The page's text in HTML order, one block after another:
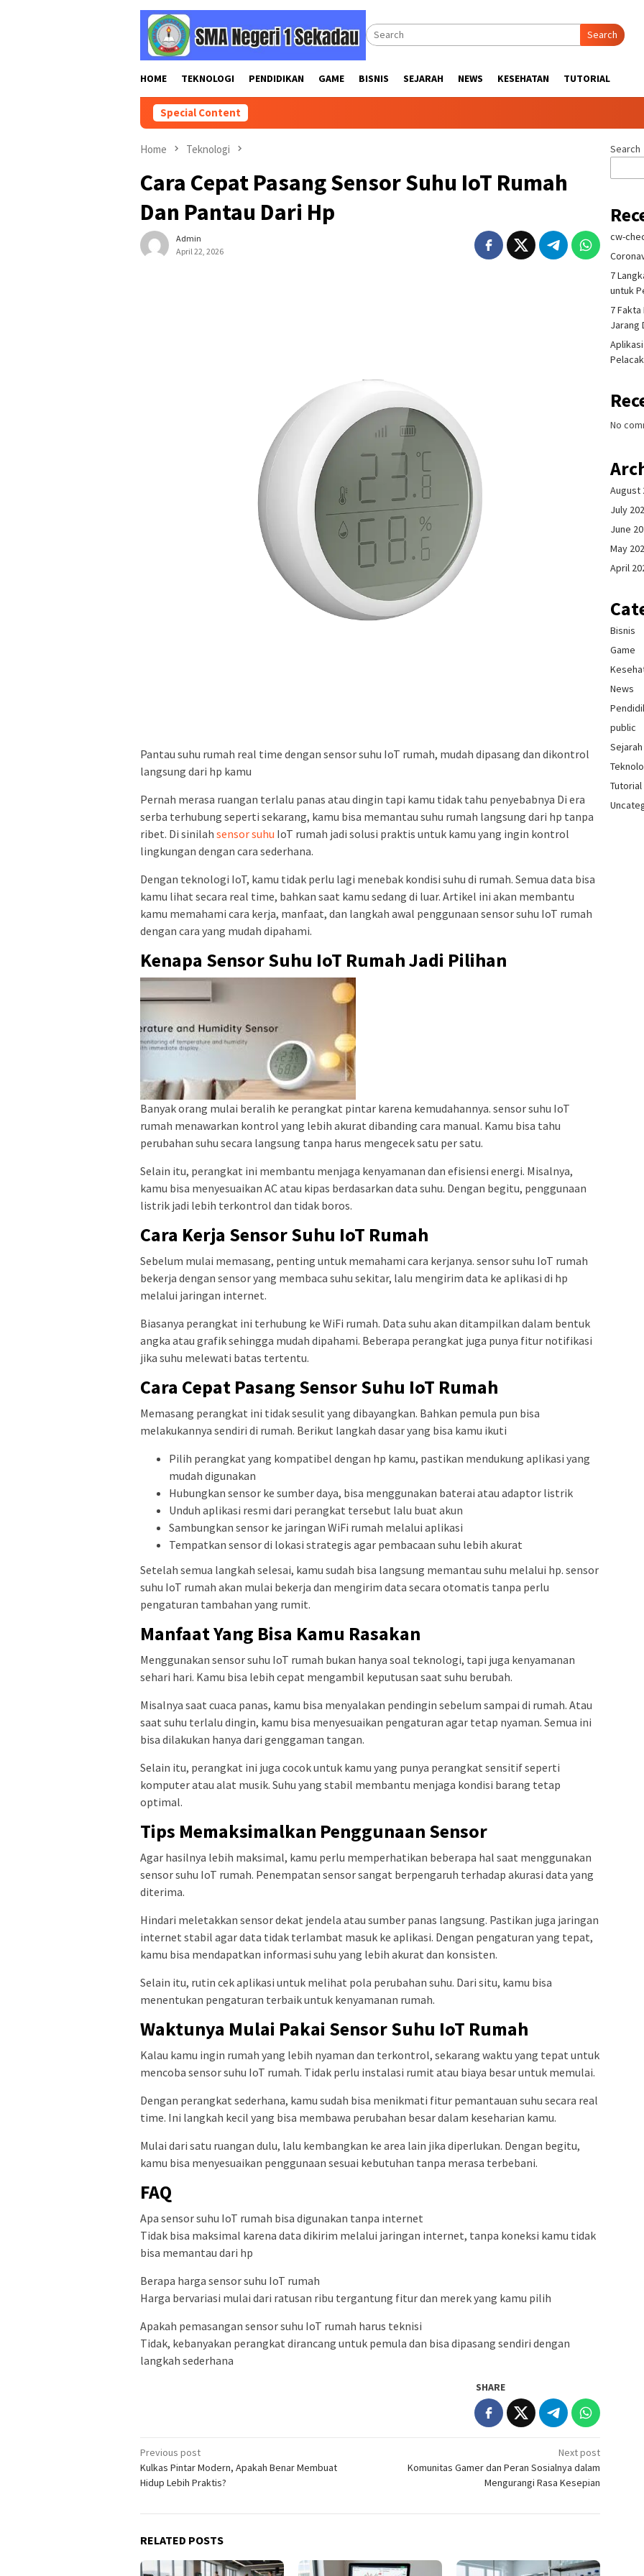
Search
HOME TEKNOLOGI PENDIDIKAN GAME BISNIS SEJARAH NEWS KESEHATAN TUTORIAL
Special Content
Home Teknologi
Cara Cepat Pasang Sensor Suhu IoT Rumah
Dan Pantau Dari Hp
Admin
April 22, 2026
Pantau suhu rumah real time dengan sensor suhu IoT rumah, mudah dipasang dan dikontrol
langsung dari hp kamu
Pernah merasa ruangan terlalu panas atau dingin tapi kamu tidak tahu penyebabnya Di era
serba terhubung seperti sekarang, kamu bisa memantau suhu rumah langsung dari hp tanpa
ribet. Di sinilah sensor suhu IoT rumah jadi solusi praktis untuk kamu yang ingin kontrol
lingkungan dengan cara sederhana.
Dengan teknologi IoT, kamu tidak perlu lagi menebak kondisi suhu di rumah. Semua data bisa
kamu lihat secara real time, bahkan saat kamu sedang di luar. Artikel ini akan membantu
kamu memahami cara kerja, manfaat, dan langkah awal penggunaan sensor suhu IoT rumah
dengan cara yang mudah dipahami.
Kenapa Sensor Suhu IoT Rumah Jadi Pilihan
Banyak orang mulai beralih ke perangkat pintar karena kemudahannya. sensor suhu IoT
rumah menawarkan kontrol yang lebih akurat dibanding cara manual. Kamu bisa tahu
perubahan suhu secara langsung tanpa harus mengecek satu per satu.
Selain itu, perangkat ini membantu menjaga kenyamanan dan efisiensi energi. Misalnya,
kamu bisa menyesuaikan AC atau kipas berdasarkan data suhu. Dengan begitu, penggunaan
listrik jadi lebih terkontrol dan tidak boros.
Cara Kerja Sensor Suhu IoT Rumah
Sebelum mulai memasang, penting untuk memahami cara kerjanya. sensor suhu IoT rumah
bekerja dengan sensor yang membaca suhu sekitar, lalu mengirim data ke aplikasi di hp
melalui jaringan internet.
Biasanya perangkat ini terhubung ke WiFi rumah. Data suhu akan ditampilkan dalam bentuk
angka atau grafik sehingga mudah dipahami. Beberapa perangkat juga punya fitur notifikasi
jika suhu melewati batas tertentu.
Cara Cepat Pasang Sensor Suhu IoT Rumah
Memasang perangkat ini tidak sesulit yang dibayangkan. Bahkan pemula pun bisa
melakukannya sendiri di rumah. Berikut langkah dasar yang bisa kamu ikuti
Pilih perangkat yang kompatibel dengan hp kamu, pastikan mendukung aplikasi yang
mudah digunakan
Hubungkan sensor ke sumber daya, bisa menggunakan baterai atau adaptor listrik
Unduh aplikasi resmi dari perangkat tersebut lalu buat akun
Sambungkan sensor ke jaringan WiFi rumah melalui aplikasi
Tempatkan sensor di lokasi strategis agar pembacaan suhu lebih akurat
Setelah semua langkah selesai, kamu sudah bisa langsung memantau suhu melalui hp. sensor
suhu IoT rumah akan mulai bekerja dan mengirim data secara otomatis tanpa perlu
pengaturan tambahan yang rumit.
Manfaat Yang Bisa Kamu Rasakan
Menggunakan sensor suhu IoT rumah bukan hanya soal teknologi, tapi juga kenyamanan
sehari hari. Kamu bisa lebih cepat mengambil keputusan saat suhu berubah.
Misalnya saat cuaca panas, kamu bisa menyalakan pendingin sebelum sampai di rumah. Atau
saat suhu terlalu dingin, kamu bisa menyesuaikan pengaturan agar tetap nyaman. Semua ini
bisa dilakukan hanya dari genggaman tangan.
Selain itu, perangkat ini juga cocok untuk kamu yang punya perangkat sensitif seperti
komputer atau alat musik. Suhu yang stabil membantu menjaga kondisi barang tetap
optimal.
Tips Memaksimalkan Penggunaan Sensor
Agar hasilnya lebih maksimal, kamu perlu memperhatikan beberapa hal saat menggunakan
sensor suhu IoT rumah. Penempatan sensor sangat berpengaruh terhadap akurasi data yang
diterima.
Hindari meletakkan sensor dekat jendela atau sumber panas langsung. Pastikan juga jaringan
internet stabil agar data tidak terlambat masuk ke aplikasi. Dengan pengaturan yang tepat,
kamu bisa mendapatkan informasi suhu yang lebih akurat dan konsisten.
Selain itu, rutin cek aplikasi untuk melihat pola perubahan suhu. Dari situ, kamu bisa
menentukan pengaturan terbaik untuk kenyamanan rumah.
Waktunya Mulai Pakai Sensor Suhu IoT Rumah
Kalau kamu ingin rumah yang lebih nyaman dan terkontrol, sekarang waktu yang tepat untuk
mencoba sensor suhu IoT rumah. Tidak perlu instalasi rumit atau biaya besar untuk memulai.
Dengan perangkat sederhana, kamu sudah bisa menikmati fitur pemantauan suhu secara real
time. Ini langkah kecil yang bisa membawa perubahan besar dalam keseharian kamu.
Mulai dari satu ruangan dulu, lalu kembangkan ke area lain jika diperlukan. Dengan begitu,
kamu bisa menyesuaikan penggunaan sesuai kebutuhan tanpa merasa terbebani.
FAQ
Apa sensor suhu IoT rumah bisa digunakan tanpa internet
Tidak bisa maksimal karena data dikirim melalui jaringan internet, tanpa koneksi kamu tidak
bisa memantau dari hp
Berapa harga sensor suhu IoT rumah
Harga bervariasi mulai dari ratusan ribu tergantung fitur dan merek yang kamu pilih
Apakah pemasangan sensor suhu IoT rumah harus teknisi
Tidak, kebanyakan perangkat dirancang untuk pemula dan bisa dipasang sendiri dengan
langkah sederhana
SHARE
Post
navigation
Previous post
Kulkas Pintar Modern, Apakah Benar Membuat
Hidup Lebih Praktis?
Next post
Komunitas Gamer dan Peran Sosialnya dalam
Mengurangi Rasa Kesepian
RELATED POSTS
Search
cw-
7
untuk
7
Jarang
No
August
July
June
May
April
Bisnis
Game
News
public
Sejarah
Tutorial